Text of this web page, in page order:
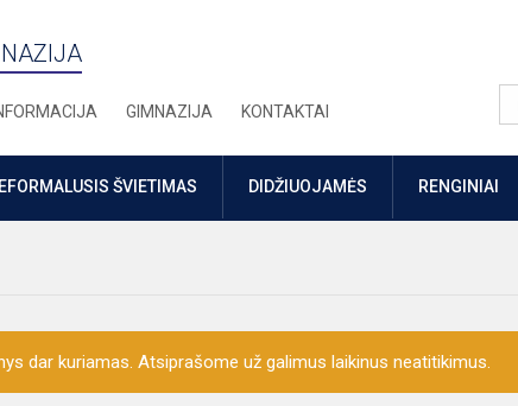
GIMNAZIJA KONTAKTAI
ŠVIETIMAS DIDŽIUOJAMĖS RENGINIAI
dar kuriamas. Atsiprašome už galimus laikinus neatitikimus.